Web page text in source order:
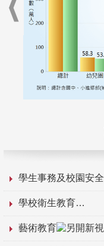
學生事務及校園安全
學校衛生教育
藝術教育